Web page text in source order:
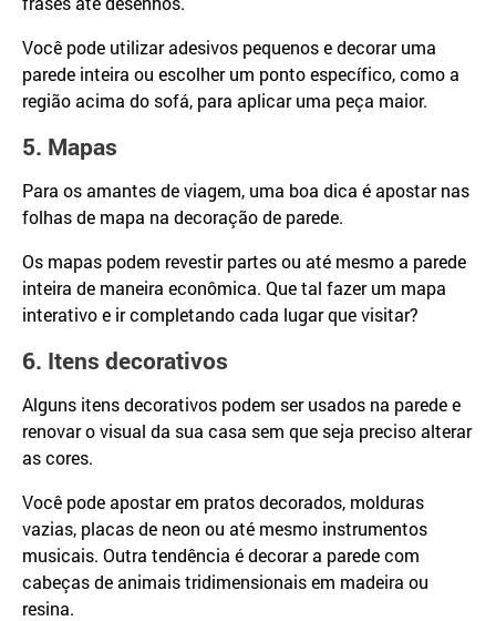
Você pode utilizar adesivos pequenos e decorar uma
parede inteira ou escolher um ponto específico, como a
região acima do sofá, para aplicar uma peça maior.
5. Mapas
Para os amantes de viagem, uma boa dica é apostar nas
folhas de mapa na decoração de parede.
Os mapas podem revestir partes ou até mesmo a parede
inteira de maneira econômica. Que tal fazer um mapa
interativo e ir completando cada lugar que visitar?
6. Itens decorativos
Alguns itens decorativos podem ser usados na parede e
renovar o visual da sua casa sem que seja preciso alterar
as cores.
Você pode apostar em pratos decorados, molduras
vazias, placas de neon ou até mesmo instrumentos
musicais. Outra tendência é decorar a parede com
cabeças de animais tridimensionais em madeira ou
resina.